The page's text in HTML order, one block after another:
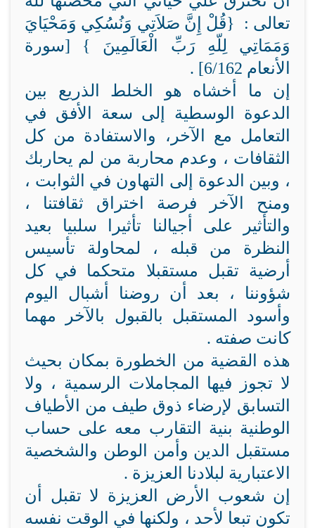
تعالى : {قُلْ إِنَّ صَلاَتِي وَنُسُكِي وَمَحْيَايَ
وَمَمَاتِي لِلّهِ رَبِّ الْعَالَمِينَ } [سورة
الأنعام 6/162] .
إن ما أخشاه هو الخلط الذريع بين
الدعوة الوسطية إلى سعة الأفق في
التعامل مع الآخر، والاستفادة من كل
الثقافات ، وعدم محاربة من لم يحاربك
، وبين الدعوة إلى التهاون في الثوابت ،
ومنح الآخر فرصة اختراق ثقافتنا ،
والتأثير على أجيالنا تأثيرا سلبيا بعيد
النظرة من قبله ، لمحاولة تأسيس
أرضية تقبل مستقبلا متحكما في كل
شؤوننا ، بعد أن روضنا أشبال اليوم
وأسود المستقبل بالقبول بالآخر مهما
كانت صفته .
هذه القضية من الخطورة بمكان بحيث
لا تجوز فيها المجاملات الرسمية ، ولا
التسابق لإرضاء ذوق طيف من الأطياف
الوطنية بنية التقارب معه على حساب
مستقبل الدين وأمن الوطن والشخصية
الاعتبارية لبلادنا العزيزة .
إن شعوب الأرض العزيزة لا تقبل أن
تكون تبعا لأحد ، ولكنها في الوقت نفسه